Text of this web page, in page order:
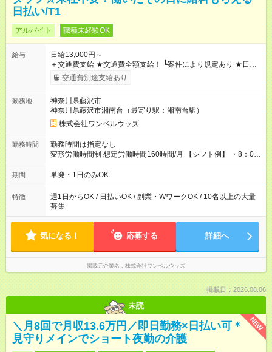
日払い/T1
アルバイト 職種未経験OK
給与
日給13,000円～
＋交通費支給 ★交通費全額支給！ ┗案件により規定あり ★日払
いOK！（規定あり） ┗働いたその日に現金GET♪ お仕事後はコ
ンビニATMから 日払い分を引き落とせます！ 【試用期間】試
交通費別途支給あり
勤務地
神奈川県藤沢市
神奈川県藤沢市湘南台（最寄り駅：湘南台駅）
株式会社ワンベルウッズ
勤務時間
勤務時間は指定なし
変形労働時間制 想定労働時間160時間/月 【シフト例】 ・8：00
～21：00
期間 単発・1日のみOK
特徴
週1日からOK / 日払いOK / 副業・WワークOK / 10名以上の大量
募集
気になる！ 応募する 詳細へ
掲載元企業名 株式会社ワンベルウッズ
掲載日：2026.08.06
未読
NEW
＼月8回で月収13.6万円／即日勤務×日払い可＊
見守りメインでショート夜勤の介護